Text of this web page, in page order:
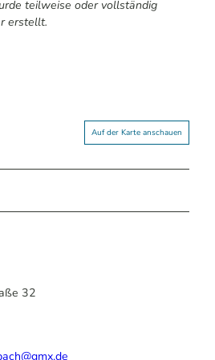
teilweise oder vollständig
erstellt.
Auf der Karte anschauen
32